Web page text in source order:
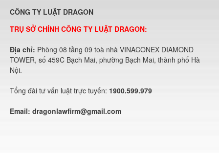
CÔNG TY LUẬT DRAGON
TRỤ SỞ CHÍNH CÔNG TY LUẬT DRAGON:
Địa chỉ: Phòng 08 tầng 09 toà nhà VINACONEX DIAMOND
TOWER, số 459C Bạch Mai, phường Bạch Mai, thành phố Hà
Nội.
Tổng đài tư vấn luật trực tuyến: 1900.599.979
Email: dragonlawfirm@gmail.com